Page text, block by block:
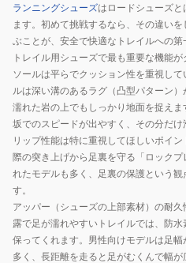
ランニングシューズはロードシューズ
ます。初めて挑戦するなら、その違い
ぶことが、安全で快適なトレイルへの第
トレイル用シューズで最も重要な機能
ソールは平らでクッション性を重視し
ルは深い溝のあるラグ（凸型パターン
濡れた岩の上でもしっかり地面を捉え
坂でのスピードが出やすく、その分だ
リップ性能は特に重視してほしいポイ
際の突き上げから足裏を守る「ロック
れたモデルも多く、足裏の保護という
す。
アッパー（シューズの上部素材）の耐
露で足が濡れやすいトレイルでは、防
保ってくれます。男性向けモデルは足
多く、長距離を走ると足がむくんで幅